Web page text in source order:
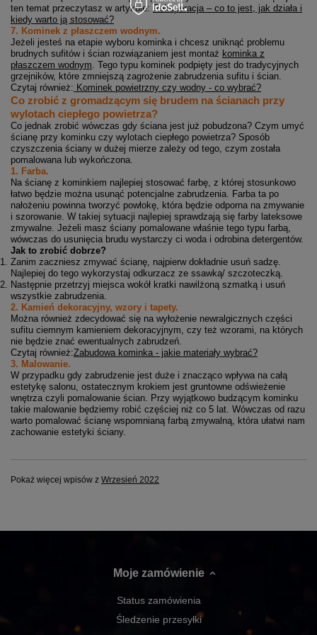
ten temat przeczytasz w artykule: Rekuperacja – co to jest, jak działa i
kiedy warto ją stosować?
7. Kominek z płaszczem wodnym.
Jeżeli jesteś na etapie wyboru kominka i chcesz uniknąć problemu
brudnych sufitów i ścian rozwiązaniem jest montaż kominka z
płaszczem wodnym . Tego typu kominek podpięty jest do tradycyjnych
grzejników, które zmniejszą zagrożenie zabrudzenia sufitu i ścian.
Czytaj również: Kominek powietrzny czy wodny - co wybrać?
Co zrobić z gromadzącym się brudem na ścianach przy
wylotach ciepłego powietrza?
Co jednak zrobić wówczas gdy ściana jest już pobudzona? Czym umyć
ścianę przy kominku czy wylotach ciepłego powietrza? Sposób
czyszczenia ściany w dużej mierze zależy od tego, czym została
pomalowana lub wykończona.
1. Farba.
Na ścianę z kominkiem najlepiej stosować farbę, z której stosunkowo
łatwo będzie można usunąć potencjalne zabrudzenia. Farba ta po
nałożeniu powinna tworzyć powłokę, która będzie odporna na zmywanie
i szorowanie. W takiej sytuacji najlepiej sprawdzają się farby lateksowe
zmywalne. Jeżeli masz ściany pomalowane właśnie tego typu farbą,
wówczas do usunięcia brudu wystarczy ci woda i odrobina detergentów.
Jak to zrobić dobrze?
Zanim zaczniesz zmywać ścianę, najpierw dokładnie usuń sadzę.
Najlepiej do tego wykorzystaj odkurzacz ze ssawką/ szczoteczką.
Następnie przetrzyj miejsca wokół kratki nawilżoną szmatką i usuń
wszystkie zabrudzenia.
2. Kamień dekoracyjny, wzory i tapety.
Można również zdecydować się na wyłożenie newralgicznych części
sufitu ciemnym kamieniem dekoracyjnym, czy też wzorami, na których
nie będzie znać ewentualnych zabrudzeń.
Czytaj również:Zabudowa kominka - jakie materiały wybrać?
3. Malowanie.
W przypadku gdy zabrudzenie jest duże i znacząco wpływa na całą
estetykę salonu, ostatecznym krokiem jest gruntowne odświeżenie
wnętrza czyli pomalowanie ścian. Przy wyjątkowo budzącym kominku
takie malowanie będziemy robić częściej niż co 5 lat. Wówczas od razu
warto pomalować ścianę wspomnianą farbą zmywalną, która ułatwi nam
zachowanie estetyki ściany.
Pokaż więcej wpisów z Wrzesień 2022
Moje zamówienie
Status zamówienia
Śledzenie przesyłki